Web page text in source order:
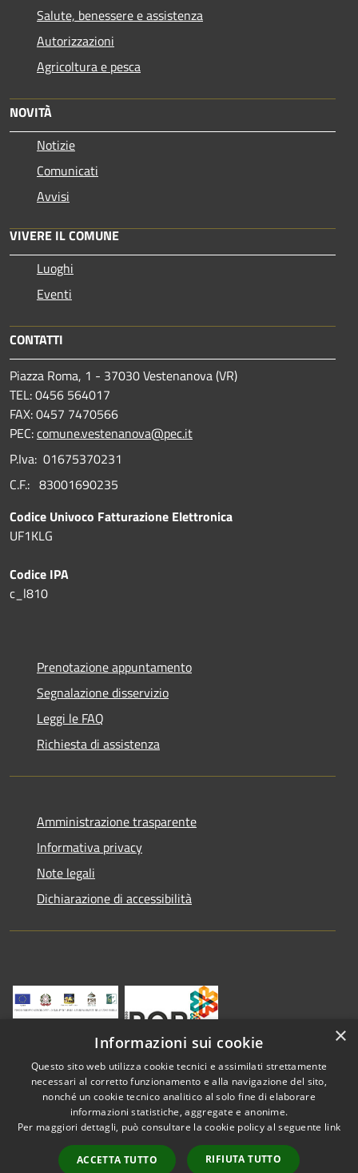
Salute, benessere e assistenza
Autorizzazioni
Agricoltura e pesca
NOVITÀ
Notizie
Comunicati
Avvisi
VIVERE IL COMUNE
Luoghi
Eventi
CONTATTI
Piazza Roma, 1 - 37030 Vestenanova (VR)
TEL: 0456 564017
FAX: 0457 7470566
PEC:comune.vestenanova@pec.it
P.Iva: 01675370231
C.F.: 83001690235
Codice Univoco Fatturazione Elettronica
UF1KLG
Codice IPA
c_l810
Prenotazione appuntamento
Segnalazione disservizio
Leggi le FAQ
Richiesta di assistenza
Amministrazione trasparente
Informativa privacy
Note legali
Dichiarazione di accessibilità
Accessibilità
Copyright © 2026 • Comune di
Vestenanova • Powered by
Municipium•
Accesso
×
Informazioni sui cookie
Questo sito web utilizza cookie tecnici e assimilati strettamente
necessari al corretto funzionamento e alla navigazione del sito,
nonché un cookie tecnico analitico al solo fine di elaborare
informazioni statistiche, aggregate e anonime.
Per maggiori dettagli, può consultare la cookie policy al seguente link
ACCETTA TUTTO RIFIUTA TUTTO